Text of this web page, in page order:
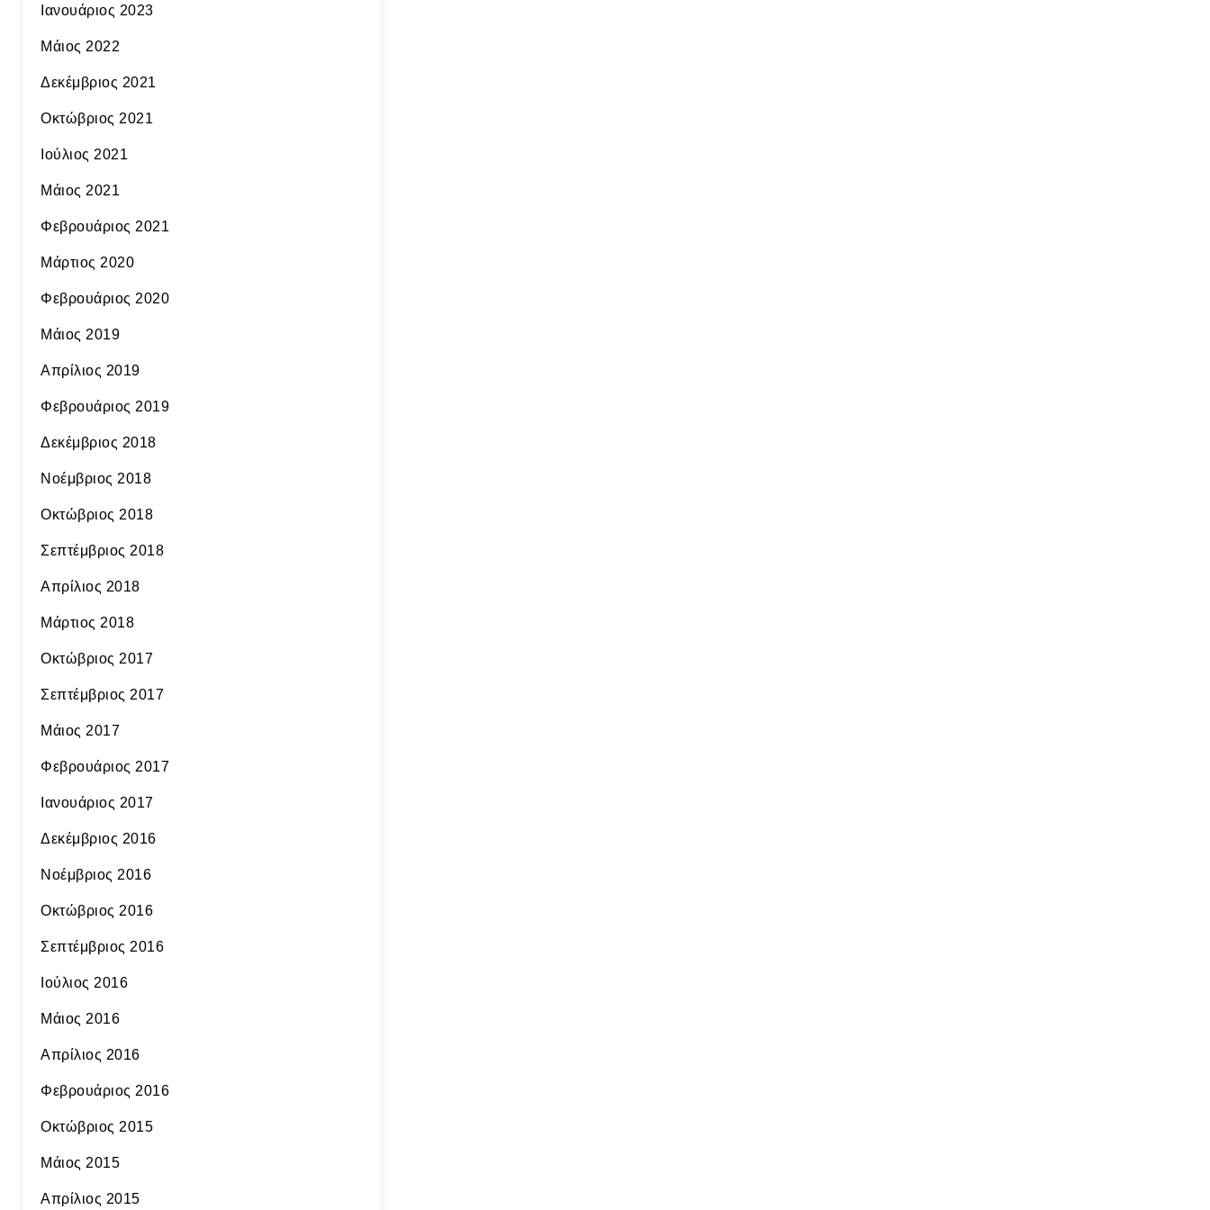
Ιανουάριος 2023
Μάιος 2022
Δεκέμβριος 2021
Οκτώβριος 2021
Ιούλιος 2021
Μάιος 2021
Φεβρουάριος 2021
Μάρτιος 2020
Φεβρουάριος 2020
Μάιος 2019
Απρίλιος 2019
Φεβρουάριος 2019
Δεκέμβριος 2018
Νοέμβριος 2018
Οκτώβριος 2018
Σεπτέμβριος 2018
Απρίλιος 2018
Μάρτιος 2018
Οκτώβριος 2017
Σεπτέμβριος 2017
Μάιος 2017
Φεβρουάριος 2017
Ιανουάριος 2017
Δεκέμβριος 2016
Νοέμβριος 2016
Οκτώβριος 2016
Σεπτέμβριος 2016
Ιούλιος 2016
Μάιος 2016
Απρίλιος 2016
Φεβρουάριος 2016
Οκτώβριος 2015
Μάιος 2015
Απρίλιος 2015